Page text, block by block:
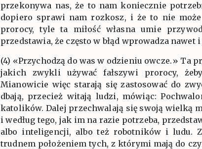
przekonywa nas, że to nam koniecznie
dopiero sprawi nam rozkosz, i że to nie
prorocy, tyle ta miłość własna umie
przedstawia, że często w błąd wprowadza nawet
(4) «Przychodzą do was w odzieniu owcze.» Ta
jakich zwykli używać fałszywi prorocy,
Mianowicie więc starają się zastosować do
dbają, przecież witają ludzi, mówiąc:
katolików. Dalej przechwalają się swoją wielką
i według tego, jak im na razie potrzeba,
albo inteligencji, albo też robotników i ludu.
trudnem położeniem tych, z którymi mają do